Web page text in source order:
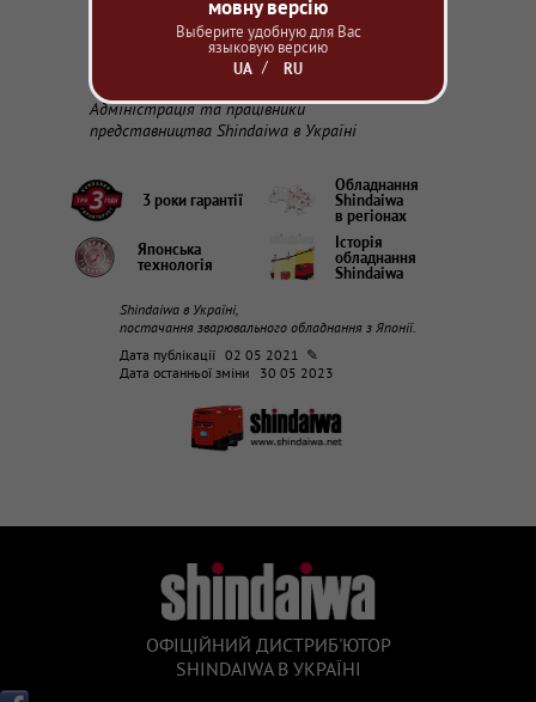
щастям і благополуччям.
Усіх зі світлоносним Великоднем!
Адміністрація та працівники
представництва Shindaiwa в Україні
3 роки гарантії
Обладнання
Shindaiwa
в регіонах
Японська
технологія
Історія
обладнання
Shindaiwa
Shindaiwa в Україні,
постачання зварювального обладнання з Японії.
Дата публікації 02 05 2021 ✎
Дата останньої зміни
30 05 2023
ОФІЦІЙНИЙ ДИСТРИБ'ЮТОР
SHINDAIWA В УКРАЇНІ
мовну версію
Выберите удобную для Вас
языковую версию
RU
UA